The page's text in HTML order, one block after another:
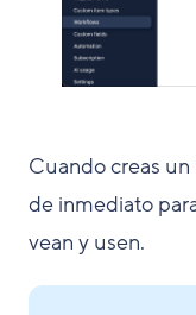
Cuando creas
de inmediato
vean y usen.